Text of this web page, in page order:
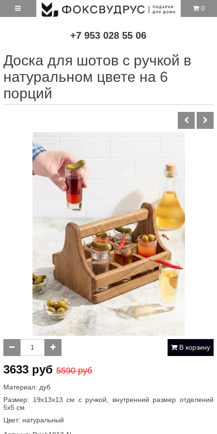
+7 953 028 55 06
0
Доска для шотов с ручкой в
натуральном цвете на 6
порций
В корзину
3633 руб 5590 руб
Материал: дуб
Размер: 19х13х13 см с ручкой, внутренний размер отделений
5х5 см
Цвет: натуральный